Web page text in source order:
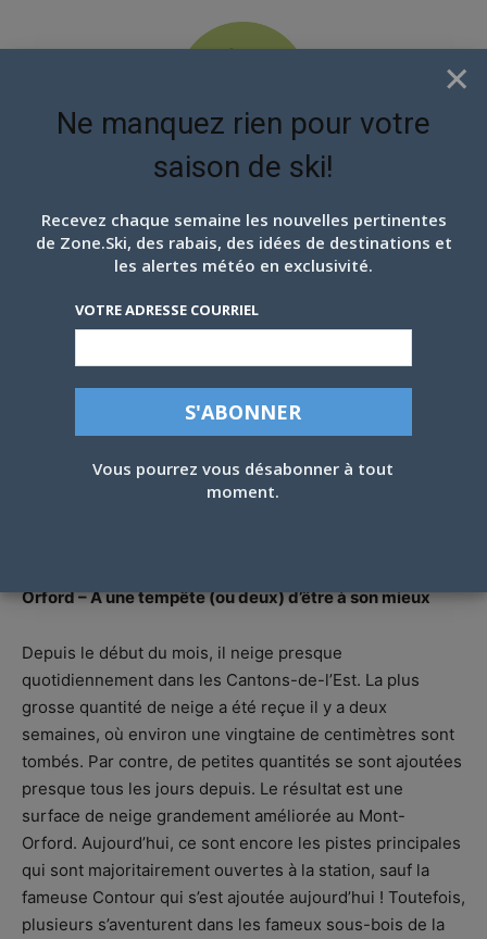
EN ATTENDANT LES
ORFORD, À UNE TEMPÊTE D’ÊTRE À 100%,
Orford – À une tempête (ou deux) d’être à son mieux
Depuis le début du mois, il neige presque
quotidiennement dans les Cantons-de-l’Est. La plus
grosse quantité de neige a été reçue il y a deux
semaines, où environ une vingtaine de centimètres sont
tombés. Par contre, de petites quantités se sont ajoutées
presque tous les jours depuis. Le résultat est une
surface de neige grandement améliorée au Mont-
Orford. Aujourd’hui, ce sont encore les pistes principales
qui sont majoritairement ouvertes à la station, sauf la
fameuse Contour qui s’est ajoutée aujourd’hui ! Toutefois,
plusieurs s’aventurent dans les fameux sous-bois de la
×
Ne manquez rien pour votre
saison de ski!
Recevez chaque semaine les nouvelles pertinentes
de Zone.Ski, des rabais, des idées de destinations et
les alertes météo en exclusivité.
VOTRE ADRESSE COURRIEL
Vous pourrez vous désabonner à tout
moment.